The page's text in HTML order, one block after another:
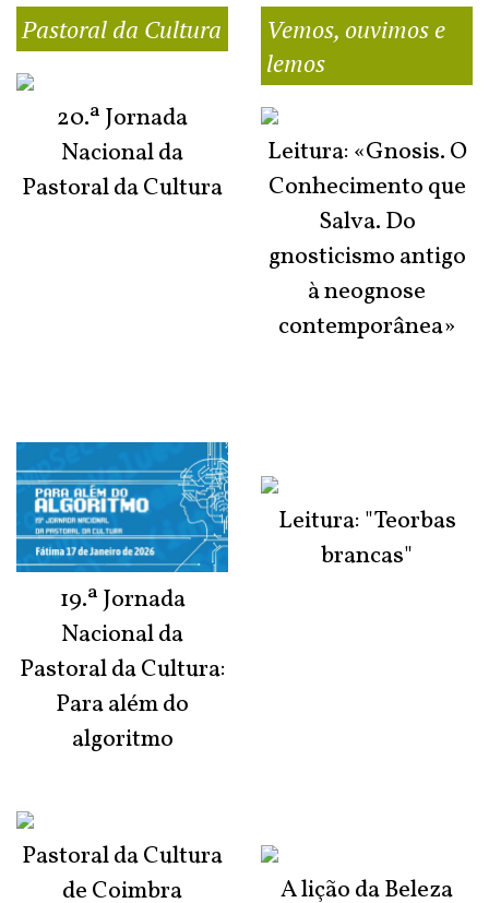
Pastoral da Cultura
20.ª Jornada
Nacional da
Pastoral da Cultura
19.ª Jornada
Nacional da
Pastoral da Cultura:
Para além do
algoritmo
Pastoral da Cultura
de Coimbra
Vemos, ouvimos e
lemos
Leitura: «Gnosis. O
Conhecimento que
Salva. Do
gnosticismo antigo
à neognose
contemporânea»
Leitura: "Teorbas
brancas"
A lição da Beleza